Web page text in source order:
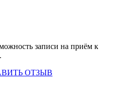
записи на приём к
ОТЗЫВ